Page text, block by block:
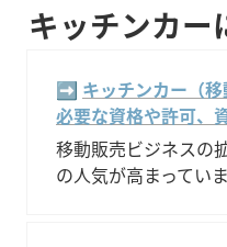
キッチンカー
➡️ キッチンカー（
必要な資格や許可、
移動販売ビジネスの
の人気が高まっていま